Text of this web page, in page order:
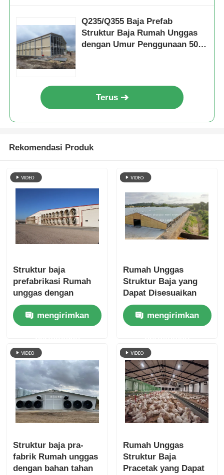
Q235/Q355 Baja Prefab
Struktur Baja Rumah Unggas
dengan Umur Penggunaan 50
Terus
Rekomendasi Produk
Struktur baja
prefabrikasi Rumah
unggas dengan
desain yang dapat
disesuaikan dan
konstruksi tahan
peternakan ayam
yang efisien
mengirimkan
Rumah Unggas
Struktur Baja yang
Dapat Disesuaikan
dengan Rangka
Prefabrikasi yang
Tahan Lama untuk
Perakitan yang
Mudah
mengirimkan
Struktur baja pra-
fabrik Rumah unggas
dengan bahan tahan
Rumah Unggas
Struktur Baja
Pracetak yang Dapat